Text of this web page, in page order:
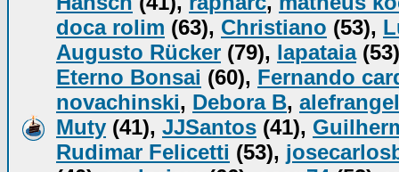
doca rolim (63), Christiano (53),
Augusto Rücker (79), lapataia
Eterno Bonsai (60), Fernando
novachinski, Debora B, alefrangel
Muty (41), JJSantos (41),
Rudimar Felicetti (53),